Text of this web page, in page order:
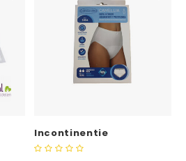
Incontinentie
onderkleding (per stuk)